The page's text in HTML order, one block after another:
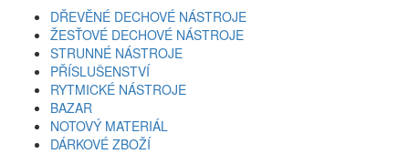
DŘEVĚNÉ DECHOVÉ NÁSTROJE
ŽESŤOVÉ DECHOVÉ NÁSTROJE
STRUNNÉ NÁSTROJE
PŘÍSLUŠENSTVÍ
RYTMICKÉ NÁSTROJE
BAZAR
NOTOVÝ MATERIÁL
DÁRKOVÉ ZBOŽÍ